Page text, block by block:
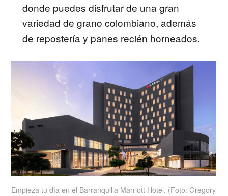
donde puedes disfrutar de una gran
variedad de grano colombiano, además
de repostería y panes recién horneados.
Empieza tu día en el Barranquilla Marriott Hotel. (Foto: Gregory